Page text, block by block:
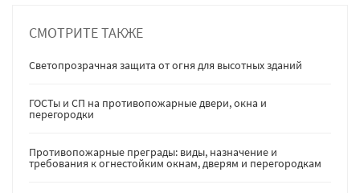
СМОТРИТЕ ТАКЖЕ
Светопрозрачная защита от огня для высотных зданий
ГОСТы и СП на противопожарные двери, окна и
перегородки
Противопожарные преграды: виды, назначение и
требования к огнестойким окнам, дверям и перегородкам